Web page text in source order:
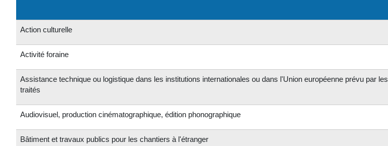
Action culturelle
Activité foraine
Assistance technique ou logistique dans les institutions internationales ou dans l'Union européenne prévu par les
traités
Audiovisuel, production cinématographique, édition phonographique
Bâtiment et travaux publics pour les chantiers à l'étranger